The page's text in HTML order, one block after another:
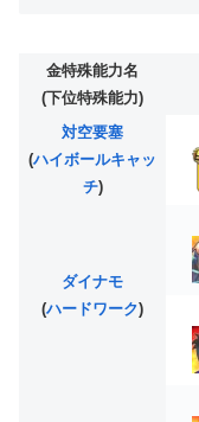
金特殊能力名
(下位特殊能力)
対空要塞
(ハイボールキャッ
チ)
ダイナモ
(ハードワーク)